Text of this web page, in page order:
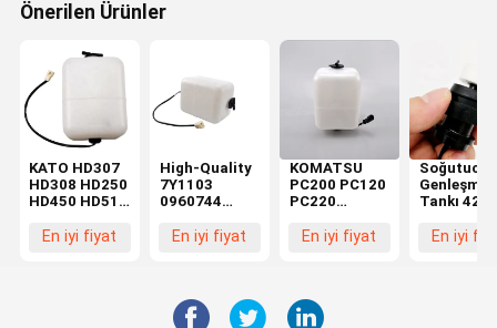
Önerilen Ürünler
KATO HD307
HD308 HD250
HD450 HD512
Modelleri için
En iyi fiyat
High-Quality
7Y1103
0960744
Expansion
E312 E323
E324 Models
En iyi fiyat
KOMATSU
PC200 PC120
PC220
Genleşme
En iyi fiyat
Soğutucu
Genleşme
Tankı 420-
EX400
En iyi